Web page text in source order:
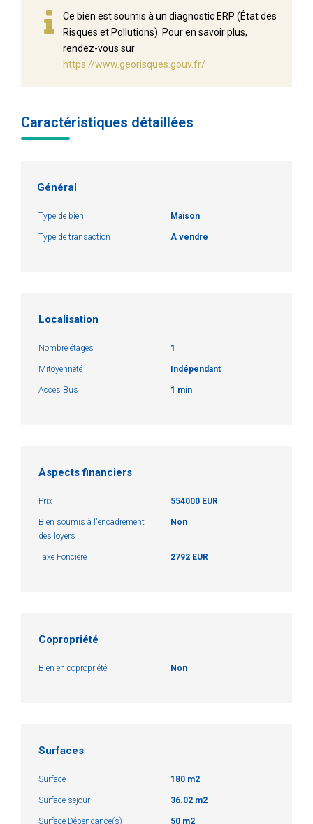
Ce bien est soumis à un diagnostic ERP (État des
Risques et Pollutions). Pour en savoir plus,
rendez-vous sur
https://www.georisques.gouv.fr/
Caractéristiques détaillées
Général
Type de bien Maison
Type de transaction A vendre
Localisation
Nombre étages 1
Mitoyenneté Indépendant
Accès Bus 1 min
Aspects financiers
Prix 554000 EUR
Bien soumis à l'encadrement
des loyers
Non
Taxe Foncière 2792 EUR
Copropriété
Bien en copropriété Non
Surfaces
Surface 180 m2
Surface séjour 36.02 m2
Surface Dépendance(s) 50 m2